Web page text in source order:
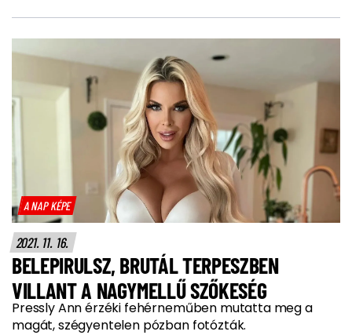
A NAP KÉPE
2021. 11. 16.
BELEPIRULSZ, BRUTÁL TERPESZBEN
VILLANT A NAGYMELLŰ SZŐKESÉG
Pressly Ann érzéki fehérneműben mutatta meg a
magát, szégyentelen pózban fotózták.